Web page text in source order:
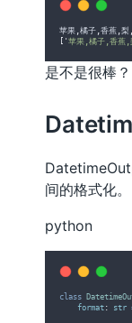
苹果 橘子 香蕉 梨
' 苹果,橘子,香蕉
是不是很棒？
间的格式化。
python
class
format : str